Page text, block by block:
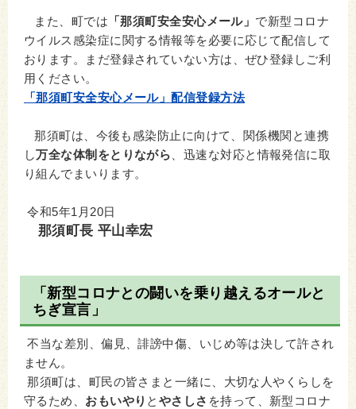
また、町では 「那須町安全安心メール」 で新型コロナ
ウイルス感染症に関する情報等を必要に応じて配信して
おります。まだ登録されていない方は、ぜひ登録しご利
用ください。
「那須町安全安心メール」配信登録方法
那須町は、今後も感染防止に向けて、関係機関と連携
し万全な体制をとりながら 、迅速な対応と情報発信に取
り組んでまいります。
令和5年1月20日
那須町長 平山幸宏
「新型コロナとの闘いを乗り越えるオールと
ちぎ宣言」
不当な差別、偏見、誹謗中傷、いじめ等は決して許され
ません。
那須町は、町民の皆さまと一緒に、大切な人やくらしを
守るため、 おもいやり と やさしさ を持って、新型コロナ